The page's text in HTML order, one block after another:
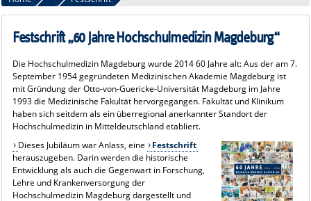
KLINIKEN
ZENTRALE EINRICHTUNGEN
PRESSE
ÜBER UNS
INTERNATIONAL
INTRANET
Festschrift „60 Jahre Hochschulmedizin Magdeburg“
Die Hochschulmedizin Magdeburg wurde 2014 60 Jahre alt: Aus der am 7.
September 1954 gegründeten Medizinischen Akademie Magdeburg ist
mit Gründung der Otto-von-Guericke-Universität Magdeburg im Jahre
1993 die Medizinische Fakultät hervorgegangen. Fakultät und Klinikum
haben sich seitdem als ein überregional anerkannter Standort der
Hochschulmedizin in Mitteldeutschland etabliert.
Dieses Jubiläum war Anlass, eine
Festschrift
herauszugeben. Darin werden die historische
Entwicklung als auch die Gegenwart in Forschung,
Lehre und Krankenversorgung der
Hochschulmedizin Magdeburg dargestellt und